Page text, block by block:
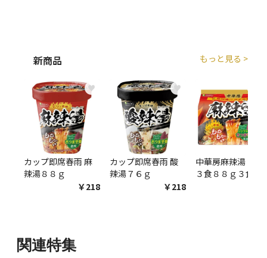
新商品 もっと見る >
♥
カップ即席春雨 麻
辣湯８８ｇ
￥218
♥
カップ即席春雨 酸
辣湯７６ｇ
￥218
中華房麻辣湯 袋麺
３食８８ｇ３食
関連特集